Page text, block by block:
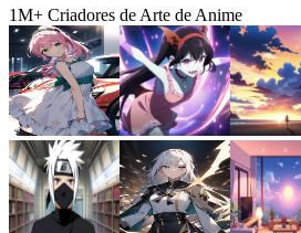
1M+ Criadores de Arte de Anime